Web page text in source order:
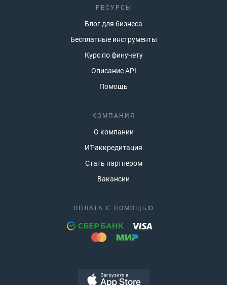
РЕСУРСЫ
Блог для бизнеса
Бесплатные инструменты
Курс по финучету
Описание API
Помощь
КОМПАНИЯ
О компании
ИТ-аккредитация
Стать партнером
Вакансии
ОПЛАТА С ПОМОЩЬЮ